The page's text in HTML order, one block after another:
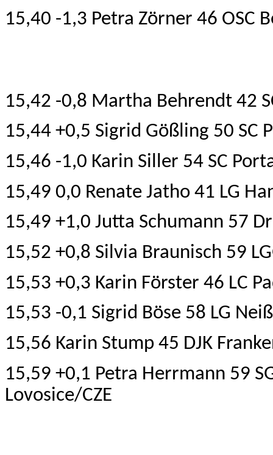
15,40 -1,3 Petra Zörner 46 OSC
15,42 -0,8 Martha Behrendt 42
15,44 +0,5 Sigrid Gößling 50
15,46 -1,0 Karin Siller 54 SC
15,49 0,0 Renate Jatho 41 LG
15,49 +1,0 Jutta Schumann 57
15,52 +0,8 Silvia Braunisch 59
15,53 +0,3 Karin Förster 46 LC
15,53 -0,1 Sigrid Böse 58 LG
15,56 Karin Stump 45 DJK
15,59 +0,1 Petra Herrmann 59
Lovosice/CZE